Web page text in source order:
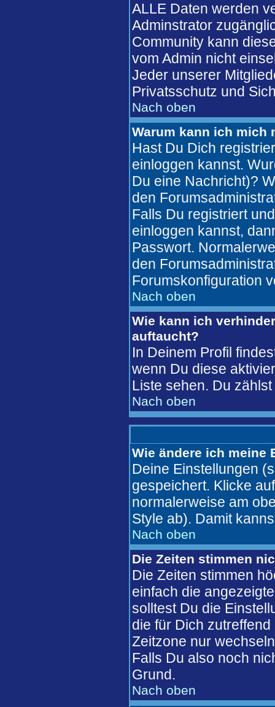
ALLE Daten werden
Adminstrator
Community kann
vom Admin nicht
Jeder unserer
Privatsschutz und
Nach oben
Warum kann ich mich
Hast Du Dich
einloggen kannst.
Du eine Nachricht)?
den
Falls Du registriert
einloggen kannst,
Passwort.
den
Forumskonfiguration
Nach oben
Wie kann ich
auftaucht?
In Deinem Profil
wenn Du diese
Liste sehen. Du
Nach oben
Wie ändere ich meine
Deine Einstellungen
gespeichert. Klicke
normalerweise am
Style ab). Damit
Nach oben
Die Zeiten stimmen
Die Zeiten stimmen
einfach die
solltest Du die
die für Dich
Zeitzone nur
Falls Du also noch
Grund.
Nach oben